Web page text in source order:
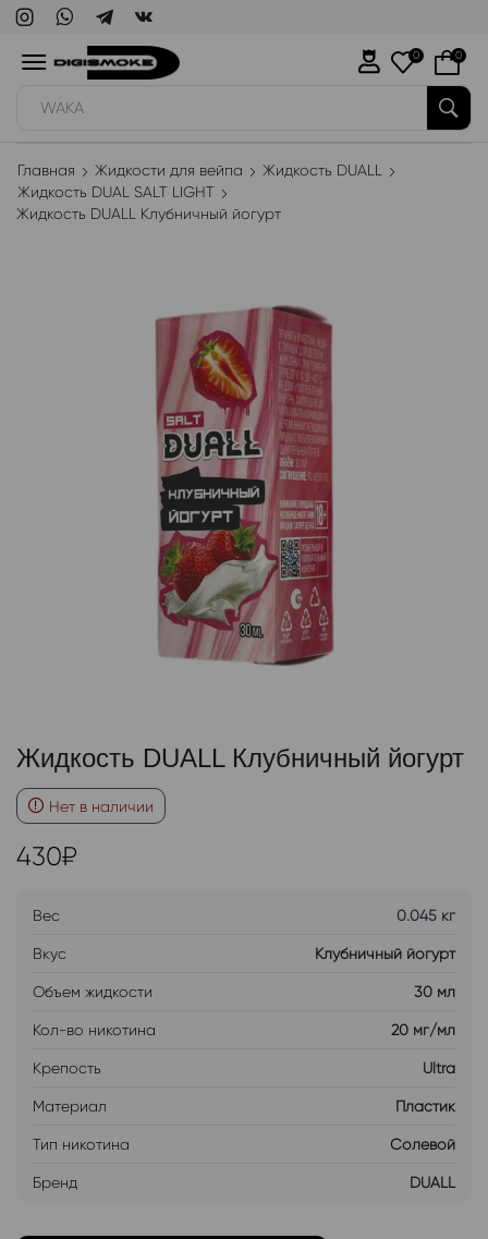
WAKA
0 0
Главная Жидкости для вейпа
Жидкость DUALL
Жидкость DUAL SALT LIGHT
Жидкость DUALL Клубничный йогурт
Жидкость DUALL Клубничный йогурт
Нет в наличии
430₽
Вес 0.045 кг
Вкус Клубничный йогурт
Объем жидкости 30 мл
Кол-во никотина 20 мг/мл
Крепость Ultra
Материал Пластик
Тип никотина Солевой
Бренд DUALL